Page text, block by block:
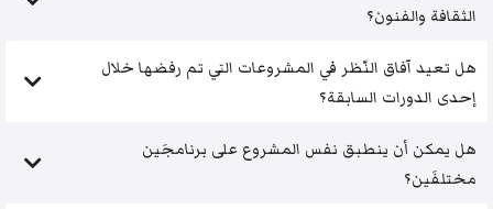
الثقافة والفنون؟
هل تعيد آفاق النّظر في المشروعات التي تم رفضها خلال
إحدى الدورات السابقة؟
هل يمكن أن ينطبق نفس المشروع على برنامجَين
مختلفَين؟